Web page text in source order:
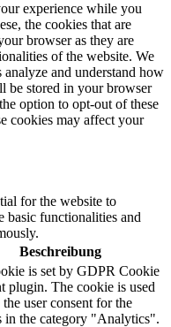
experience while you
the cookies that are
browser as they are
of the website. We
and understand how
be stored in your browser
option to opt-out of these
cookies may affect your
for the website to
basic functionalities and
Beschreibung
is set by GDPR Cookie
plugin. The cookie is used
the user consent for the
in the category "Analytics".